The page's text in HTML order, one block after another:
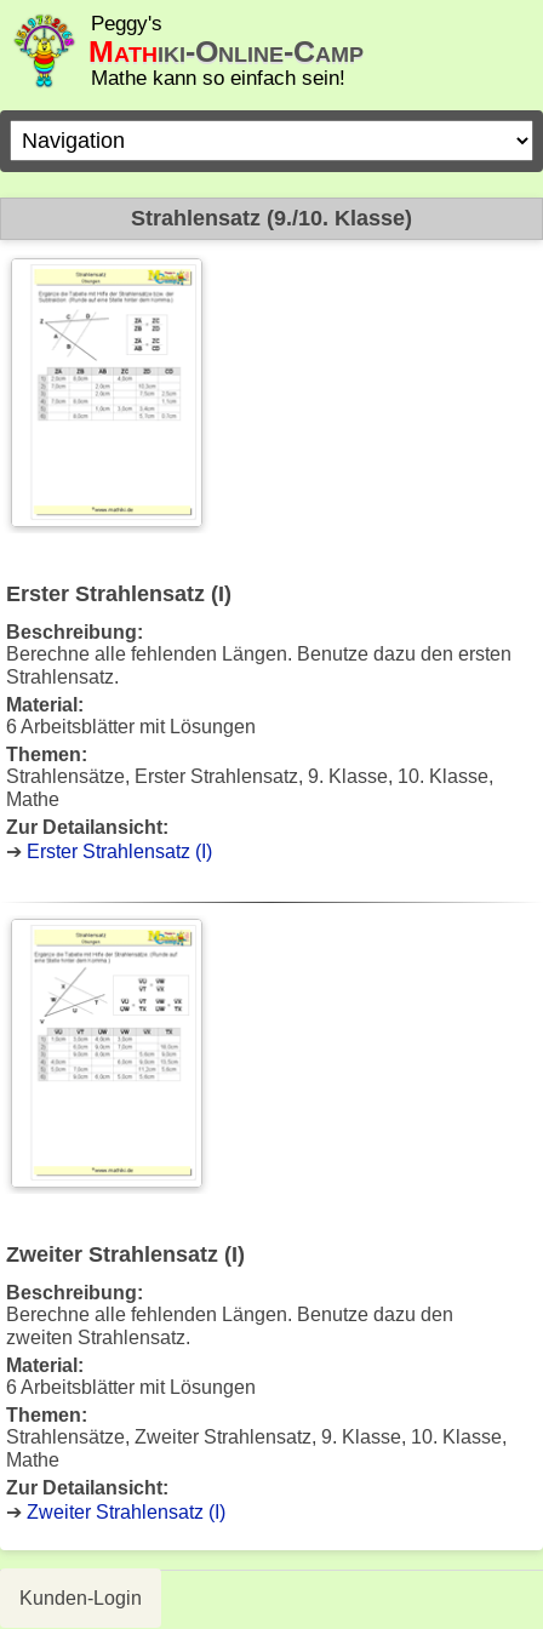
Peggy's
Mathiki-Online-Camp
Mathe kann so einfach sein!
Zielseite
Strahlensatz (9./10. Klasse)
Erster Strahlensatz (I)
Beschreibung:
Berechne alle fehlenden Längen. Benutze dazu den ersten
Strahlensatz.
Material:
6 Arbeitsblätter mit Lösungen
Themen:
Strahlensätze, Erster Strahlensatz, 9. Klasse, 10. Klasse,
Mathe
Zur Detailansicht:
➔ Erster Strahlensatz (I)
Zweiter Strahlensatz (I)
Beschreibung:
Berechne alle fehlenden Längen. Benutze dazu den
zweiten Strahlensatz.
Material:
6 Arbeitsblätter mit Lösungen
Themen:
Strahlensätze, Zweiter Strahlensatz, 9. Klasse, 10. Klasse,
Mathe
Zur Detailansicht:
➔ Zweiter Strahlensatz (I)
Kunden-Login